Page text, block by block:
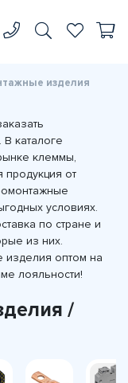
изделия
каталоге
клеммы,
продукция от
условиях.
по стране и
из них.
изделия оптом на
лояльности!
/